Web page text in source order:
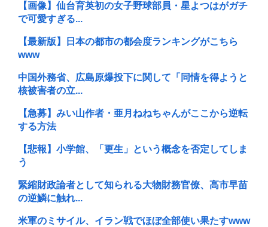
【画像】仙台育英初の女子野球部員・星よつはがガチ
で可愛すぎる...
【最新版】日本の都市の都会度ランキングがこちら
www
中国外務省、広島原爆投下に関して「同情を得ようと
核被害者の立...
【急募】みい山作者・亜月ねねちゃんがここから逆転
する方法
【悲報】小学館、「更生」という概念を否定してしま
う
緊縮財政論者として知られる大物財務官僚、高市早苗
の逆鱗に触れ...
米軍のミサイル、イラン戦でほぼ全部使い果たすwww